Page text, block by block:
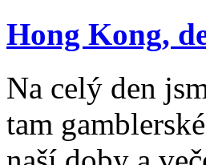
Hong Kong,
Na celý den
tam